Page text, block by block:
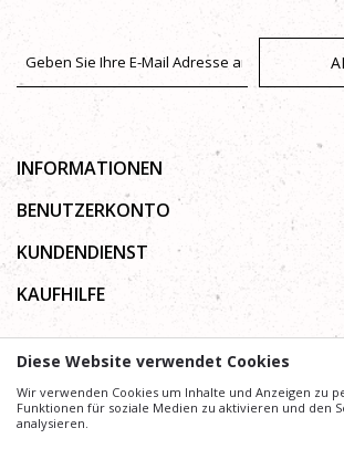
INFORMATIONEN
Über uns
Geschäfte
Zusammenarbeit
BENUTZERKONTO
Registrierungsanweisungen
Passwort vergessen
KUNDENDIENST
Datenschutz-Bestimmungen
Nutzungsbedingungen
KAUFHILFE
Häufig gestellte Fragen
Wir geben unsMühe,die Beschreibung von Produkten,
Preise präzise und Profesionell wie möglich zu gestalten.
garantieren, dass alle Informationen vollständig
Diese Website verwendet Cookies
Wir verwenden Cookies um Inhalte und Anzeigen zu
Funktionen für soziale Medien zu aktivieren und den
analysieren.